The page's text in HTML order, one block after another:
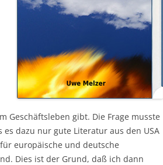
Geschäftsleben gibt. Die Frage musste
dazu nur gute Literatur aus den USA
europäische und deutsche
Dies ist der Grund, daß ich dann